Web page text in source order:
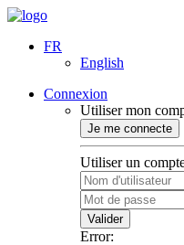
FR
English
Connexion
Utiliser mon
Je me connecte
Utiliser un
Valider
Error: